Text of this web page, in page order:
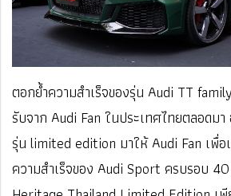
ตอกย้ำความสำเร็จของรุ่น Audi TT
รับจาก Audi Fan ในประเทศไทยตลอดม
รุ่น limited edition มาให้ Audi Fan เพื่อ
ความสำเร็จของ Audi Sport ครบรอบ